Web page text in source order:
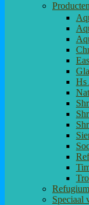
Hs
Refugium
Speciaal